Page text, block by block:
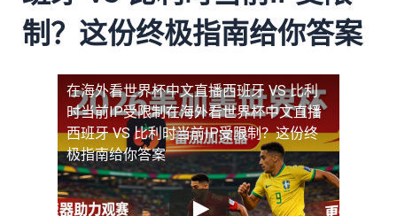
制？这份终极指南给你答案
在海外看世界杯中文直播西班牙 VS 比利
时当前IP受限制在海外看世界杯中文直播
西班牙 VS 比利时当前IP受限制？这份终
极指南给你答案